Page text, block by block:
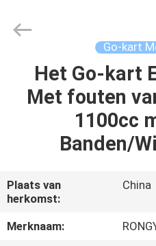
HUIS
PRODUCTEN
ONS
FABRIEKSREIS
Co.,Ltd.
Go-kart
Het Go-kart
Met fouten
1100cc
Banden/
Plaats van
herkomst:
China
Merknaam: